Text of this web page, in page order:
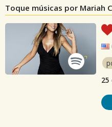
Toque músicas por Mariah
25